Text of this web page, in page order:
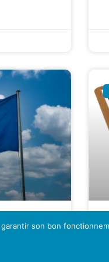
son bon